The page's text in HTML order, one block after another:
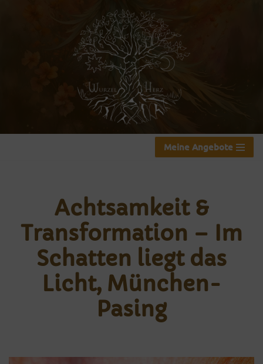
Meine Angebote
Achtsamkeit &
Transformation – Im
Schatten liegt das
Licht, München-
Pasing